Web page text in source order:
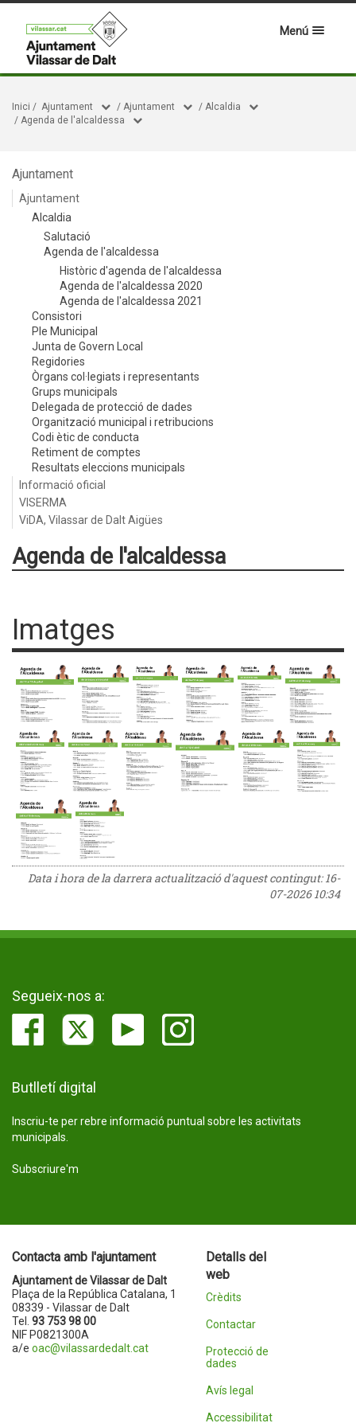
Menú
Inici / Ajuntament / Ajuntament / Alcaldia
/ Agenda de l'alcaldessa
Ajuntament
Ajuntament
Alcaldia
Salutació
Agenda de l'alcaldessa
Històric d'agenda de l'alcaldessa
Agenda de l'alcaldessa 2020
Agenda de l'alcaldessa 2021
Consistori
Ple Municipal
Junta de Govern Local
Regidories
Òrgans col·legiats i representants
Grups municipals
Delegada de protecció de dades
Organització municipal i retribucions
Codi ètic de conducta
Retiment de comptes
Resultats eleccions municipals
Informació oficial
VISERMA
ViDA, Vilassar de Dalt Aigües
Agenda de l'alcaldessa
Imatges
Data i hora de la darrera actualització d'aquest contingut:16-
07-2026 10:34
Segueix-nos a:
Butlletí digital
Inscriu-te per rebre informació puntual sobre les activitats
municipals.
Subscriure'm
Contacta amb l'ajuntament
Ajuntament de Vilassar de Dalt
Plaça de la República Catalana, 1
08339 - Vilassar de Dalt
Tel. 93 753 98 00
NIF P0821300A
a/e oac@vilassardedalt.cat
Detalls del
web
Crèdits
Contactar
Protecció de
dades
Avís legal
Accessibilitat